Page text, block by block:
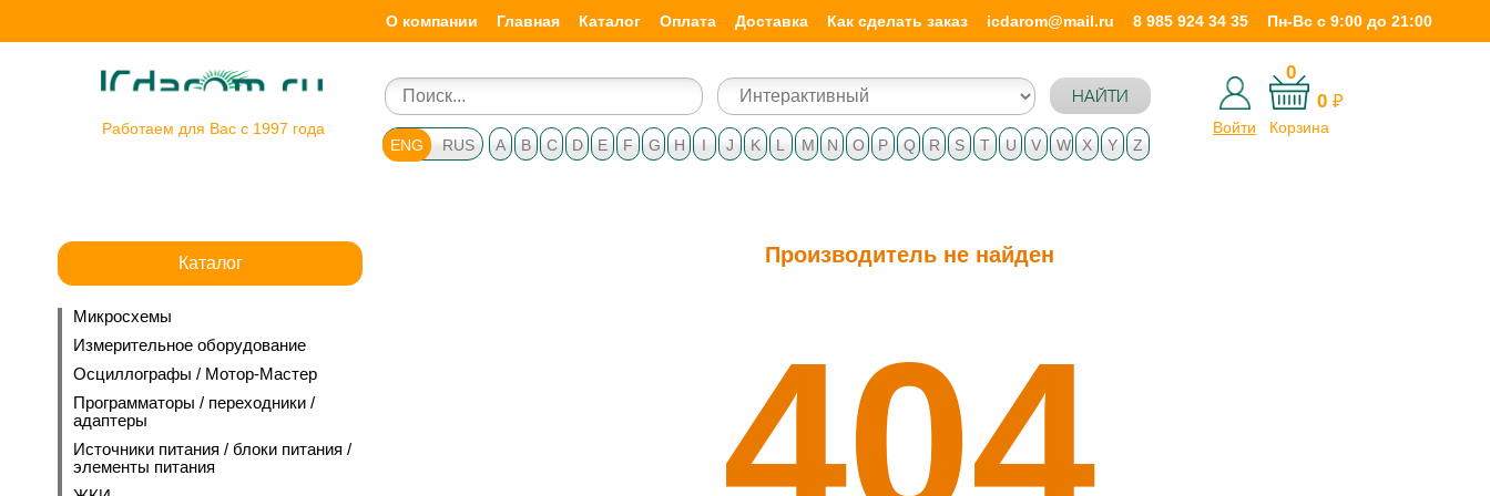
О компании Главная Каталог Оплата Доставка Как сделать заказ icdarom@mail.ru 8 985 924 34 35 Пн-Вс с 9:00 до 21:00
Работаем для Вас с 1997 года
НАЙТИ
Войти
0
0 ₽
Корзина
A
B C D E F G H I J K L M N O P Q R S T U V W X Y Z
ENG RUS
Производитель не найден
404
Каталог
Микросхемы
Измерительное оборудование
Осциллографы / Мотор-Мастер
Программаторы / переходники /
адаптеры
Источники питания / блоки питания /
элементы питания